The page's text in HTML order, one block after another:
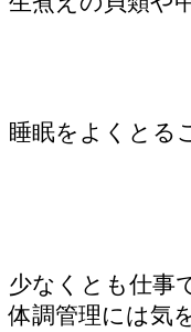
睡眠をよくとる
少なくとも仕事
体調管理には気